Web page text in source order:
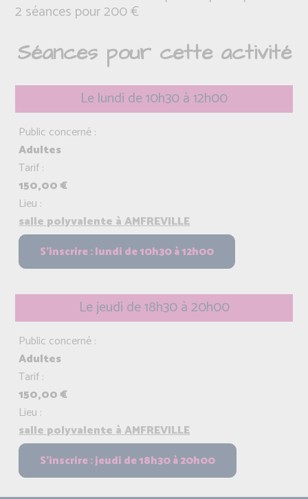
2 séances pour 200 €
Séances pour cette activité
Le lundi de 10h30 à 12h00
Public concerné :
Adultes
Tarif :
150,00 €
Lieu :
salle polyvalente à AMFREVILLE
Le jeudi de 18h30 à 20h00
Public concerné :
Adultes
Tarif :
150,00 €
Lieu :
salle polyvalente à AMFREVILLE